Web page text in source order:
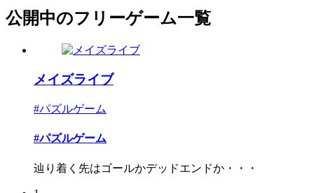
公開中のフリーゲーム一覧
メイズライブ
#パズルゲーム
#パズルゲーム
辿り着く先はゴールかデッドエンドか・・・